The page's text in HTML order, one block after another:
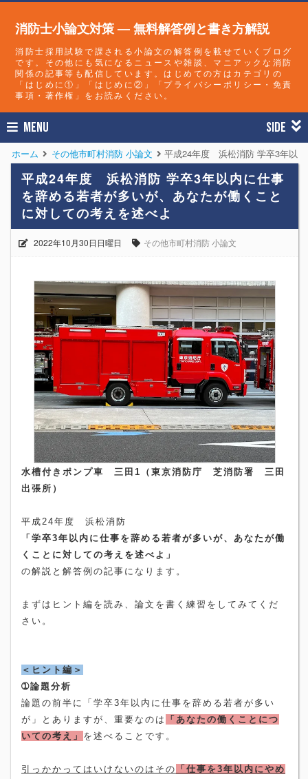
消防士小論文対策 — 無料解答例と書き方解説
消防士採用試験で課される小論文の解答例を載せていくブログ
です。その他にも気になるニュースや雑談、マニアックな消防
関係の記事等も配信しています。はじめての方はカテゴリの
「はじめに①」「はじめに②」「プライバシーポリシー・免責
事項・著作権」をお読みください。
MENU SIDE
ホーム その他市町村消防 小論文 平成24年度 浜松消防 学卒3年以内
平成24年度 浜松消防 学卒3年以内に仕事
を辞める若者が多いが、あなたが働くこと
に対しての考えを述べよ
2022年10月30日日曜日 その他市町村消防 小論文
水槽付きポンプ車 三田1（東京消防庁 芝消防署 三田
出張所）
平成 24年度 浜松消防
「学卒3年以内に仕事を辞める若者が多いが、あなたが働
くことに対しての考えを述べよ」
の解説と解答例の記事になります。
まずはヒント編を読み、論文を書く練習をしてみてくだ
さい。
＜ヒント編＞
➀論題分析
論題の前半に「学卒3年以内に仕事を辞める若者が多い
が」とありますが、重要なのは
「あなたの働くことにつ
いての考え」 を述べることです。
引っかかってはいけないのはその 「仕事を3年以内にやめ